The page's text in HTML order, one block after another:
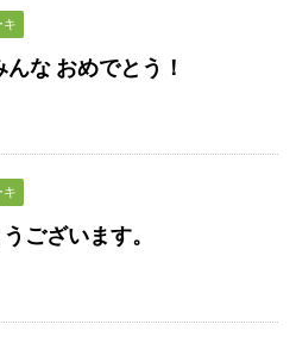
キ
な おめでとう！
キ
ございます。